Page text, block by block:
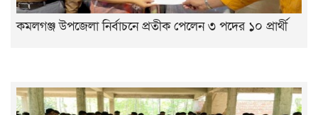
কমলগঞ্জ উপজেলা নির্বাচনে প্রতীক পেলেন ৩ পদের ১০ প্রার্থী